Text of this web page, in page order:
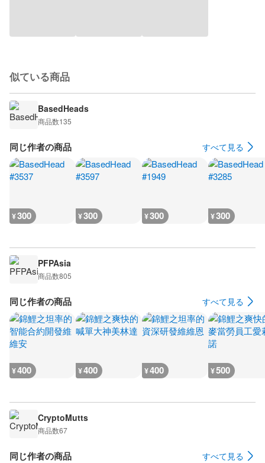
似ている商品
BasedHeads
商品数135
同じ作者の商品 すべて見る
¥300 ¥300 ¥300 ¥300
PFPAsia
商品数805
同じ作者の商品 すべて見る
¥400 ¥400 ¥400 ¥500
CryptoMutts
商品数67
同じ作者の商品 すべて見る